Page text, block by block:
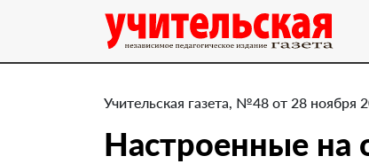
Учительская газета, №48 от 28 ноября
Настроенные на